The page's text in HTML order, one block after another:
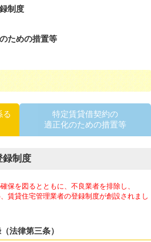
制度
ための措置等
る
特定賃貸借契約の
適正化のための措置等
録制度
保を図るとともに、不良業者を排除し、
賃貸住宅管理業者の登録制度が創設されまし
法律第三条）